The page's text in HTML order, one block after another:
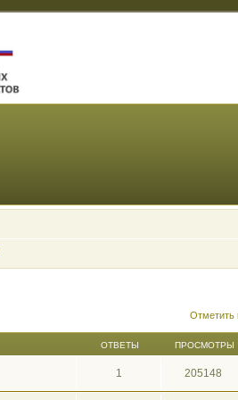
Отметить
ОТВЕТЫ ПРОСМОТРЫ
1 205148